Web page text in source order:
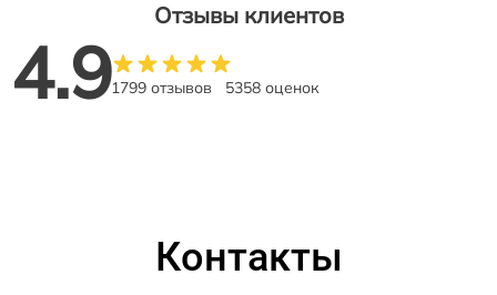
Отзывы клиентов
4.91799 отзывов 5358 оценок
Контакты